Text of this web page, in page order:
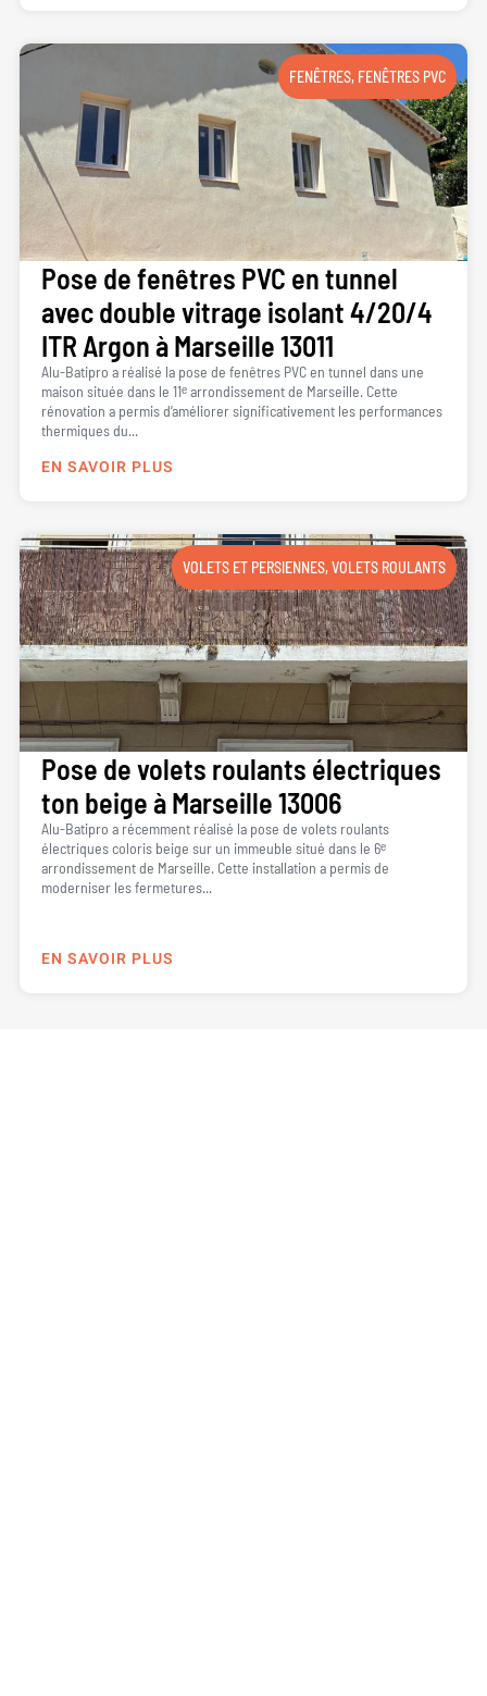
FENÊTRES, FENÊTRES PVC
Pose de fenêtres PVC en tunnel
avec double vitrage isolant 4/20/4
ITR Argon à Marseille 13011
Alu-Batipro a réalisé la pose de fenêtres PVC en tunnel dans une
maison située dans le 11ᵉ arrondissement de Marseille. Cette
rénovation a permis d’améliorer significativement les performances
thermiques du...
EN SAVOIR PLUS
VOLETS ET PERSIENNES,VOLETS ROULANTS
Pose de volets roulants électriques
ton beige à Marseille 13006
Alu-Batipro a récemment réalisé la pose de volets roulants
électriques coloris beige sur un immeuble situé dans le 6ᵉ
arrondissement de Marseille. Cette installation a permis de
moderniser les fermetures...
EN SAVOIR PLUS